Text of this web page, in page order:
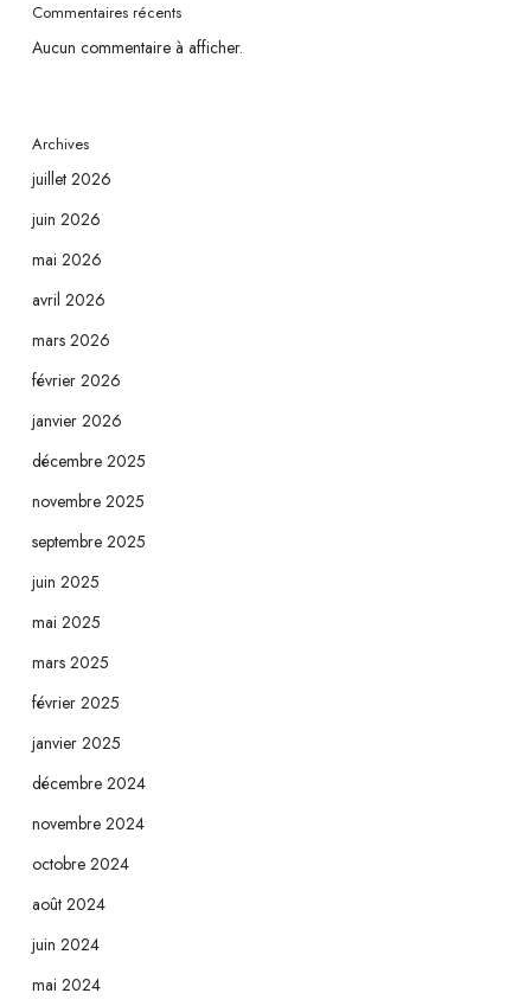
Commentaires récents
Aucun commentaire à afficher.
Archives
juillet 2026
juin 2026
mai 2026
avril 2026
mars 2026
février 2026
janvier 2026
décembre 2025
novembre 2025
septembre 2025
juin 2025
mai 2025
mars 2025
février 2025
janvier 2025
décembre 2024
novembre 2024
octobre 2024
août 2024
juin 2024
mai 2024